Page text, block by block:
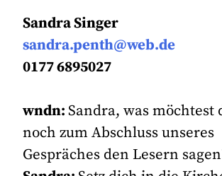
Sandra Singer
sandra.penth@web.de
0177 6895027
wndn:Sandra, was möchtest
noch zum Abschluss unseres
Gespräches den Lesern